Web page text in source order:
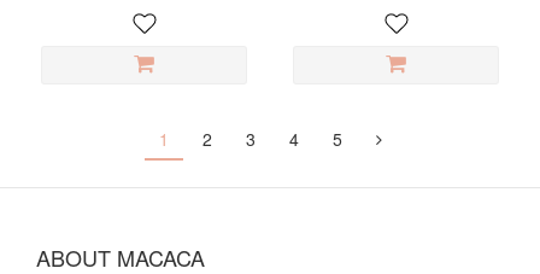
1 2 3 4 5
ABOUT MACACA